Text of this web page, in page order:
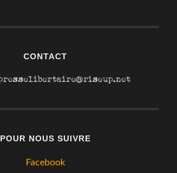
CONTACT
POUR NOUS SUIVRE
Facebook